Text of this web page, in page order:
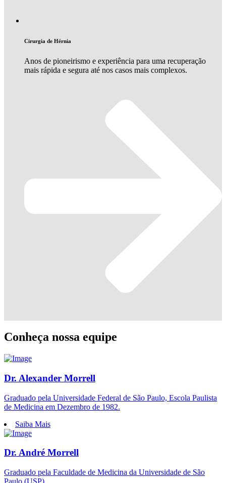
Cirurgia de Hérnia
Anos de pioneirismo e experiência para uma recuperação
mais rápida e segura até nos casos mais complexos.
Conheça nossa equipe
Dr. Alexander Morrell
Graduado pela Universidade Federal de São Paulo, Escola Paulista
de Medicina em Dezembro de 1982.
Saiba Mais
Dr. André Morrell
Graduado pela Faculdade de Medicina da Universidade de São